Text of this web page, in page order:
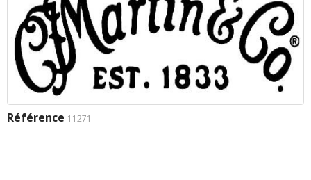
Référence 11271